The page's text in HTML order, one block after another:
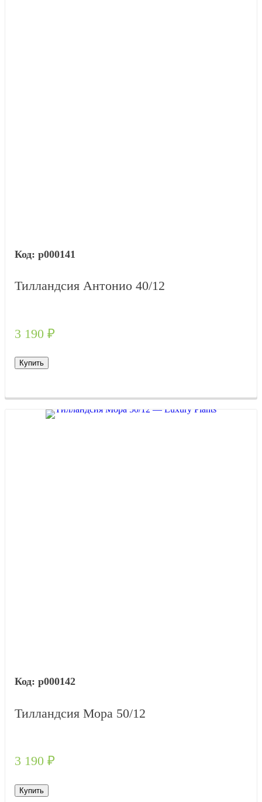
р000141
Тилландсия Антонио 40/12
3 190 ₽
Купить
р000142
Тилландсия Мора 50/12
3 190 ₽
Купить